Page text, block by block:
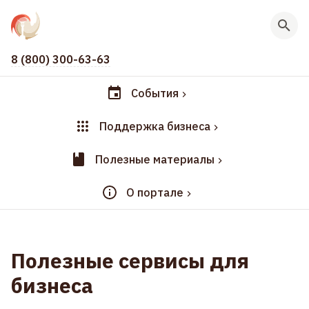
8 (800) 300-63-63
События
Поддержка бизнеса
Полезные материалы
О портале
Полезные сервисы для
бизнеса